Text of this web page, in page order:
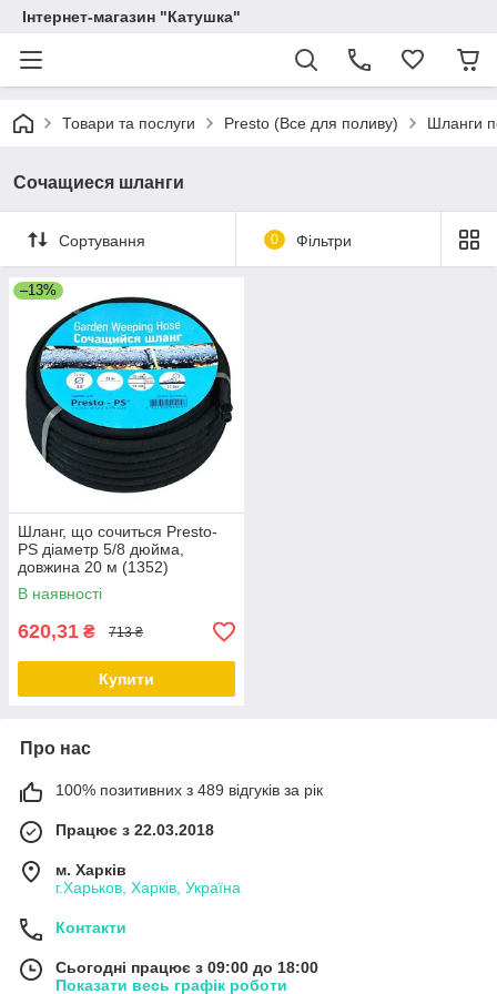
Інтернет-магазин "Катушка"
Товари та послуги Presto (Все для поливу) Шланги
Сочащиеся шланги
Сортування 0 Фільтри
–13%
Шланг, що сочиться Presto-
PS діаметр 5/8 дюйма,
довжина 20 м (1352)
В наявності
620,31 ₴ 713 ₴
Купити
Про нас
100% позитивних з 489 відгуків за рік
Працює з 22.03.2018
м. Харків
г.Харьков, Харків, Україна
Контакти
Сьогодні працює з 09:00 до 18:00
Показати весь графік роботи